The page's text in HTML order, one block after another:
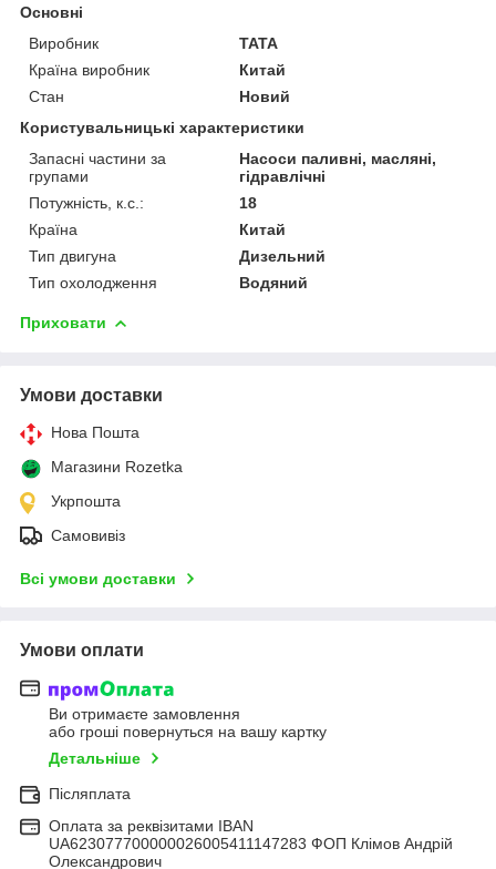
Основні
Виробник
TATA
Країна виробник
Китай
Стан
Новий
Користувальницькі характеристики
Запасні частини за
групами
Насоси паливні, масляні,
гідравлічні
Потужність, к.с.:
18
Країна
Китай
Тип двигуна
Дизельний
Тип охолодження
Водяний
Приховати
Умови доставки
Нова Пошта
Магазини Rozetka
Укрпошта
Самовивіз
Всі умови доставки
Умови оплати
Ви отримаєте замовлення
або гроші повернуться на вашу картку
Детальніше
Післяплата
Оплата за реквізитами IBAN
UA623077700000026005411147283 ФОП Клімов Андрій
Олександрович